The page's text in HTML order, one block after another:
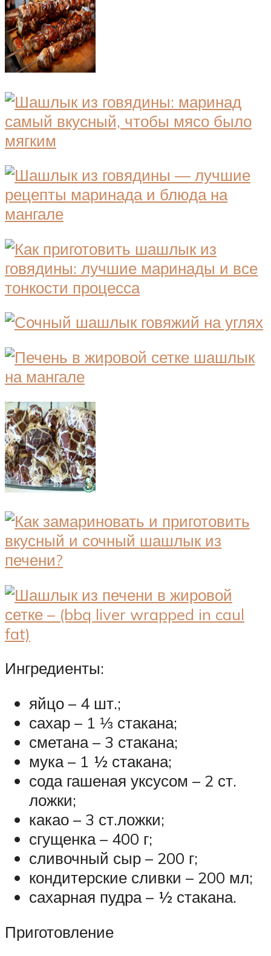
Ингредиенты:
яйцо – 4 шт.;
сахар – 1 ⅓ стакана;
сметана – 3 стакана;
мука – 1 ½ стакана;
сода гашеная уксусом – 2 ст.
ложки;
какао – 3 ст.ложки;
сгущенка – 400 г;
сливочный сыр – 200 г;
кондитерские сливки – 200 мл;
сахарная пудра – ½ стакана.
Приготовление